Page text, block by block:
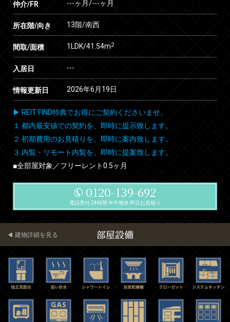
仲介/FR ---ヶ月/---ヶ月
所在階/向き 13階/南西
間取/面積 1LDK/41.54m2
入居日 ---
情報更新日 2026年6月19日
▶ REIT FIND特典でお得にご契約くださいませ。
１.都内最安値での契約を、即時に提示致します。
２.初期費用のお見積りを、即時に案内致します。
３.内覧・リモート内覧を、即時に提案致します。
■全部屋対象／フリーレント0.5ヶ月
0120-139-692
電話受付 24時間 年中無休 即日お見積り
部屋設備
建物詳細を見る